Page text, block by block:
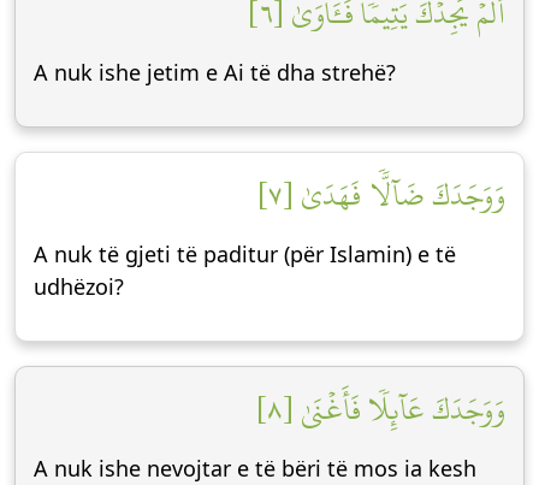
أَلَمۡ يَجِدۡكَ يَتِيمٗا فَـَٔاوَىٰ [٦]
A nuk ishe jetim e Ai të dha strehë?
وَوَجَدَكَ ضَآلّٗا فَهَدَىٰ [٧]
A nuk të gjeti të paditur (për Islamin) e të
udhëzoi?
وَوَجَدَكَ عَآئِلٗا فَأَغۡنَىٰ [٨]
A nuk ishe nevojtar e të bëri të mos ia kesh